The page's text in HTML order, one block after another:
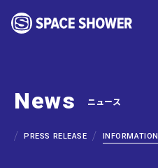
News ニュース
PRESS RELEASE INFORMATION